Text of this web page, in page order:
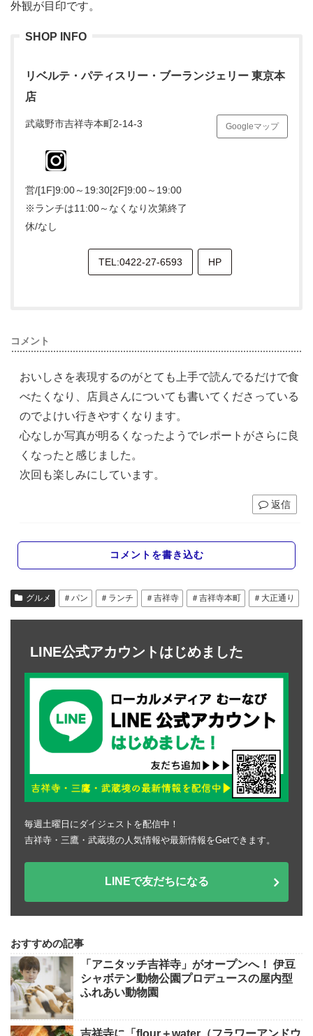
外観が目印です。
SHOP INFO
リベルテ・パティスリー・ブーランジェリー 東京本
店
Googleマップ
武蔵野市吉祥寺本町2-14-3
営/[1F]9:00～19:30[2F]9:00～19:00
※ランチは11:00～なくなり次第終了
休/なし
TEL:0422-27-6593 HP
コメント
おいしさを表現するのがとても上手で読んでるだけで食
べたくなり、店員さんについても書いてくださっている
のでよけい行きやすくなります。
心なしか写真が明るくなったようでレポートがさらに良
くなったと感じました。
次回も楽しみにしています。
返信
コメントを書き込む
グルメ ＃パン ＃ランチ ＃吉祥寺 ＃吉祥寺本町 ＃大正通り
LINE公式アカウントはじめました
毎週土曜日にダイジェストを配信中！
吉祥寺・三鷹・武蔵境の人気情報や最新情報をGetできます。
LINEで友だちになる
おすすめの記事
「アニタッチ吉祥寺」がオープンへ！ 伊豆
シャボテン動物公園プロデュースの屋内型
ふれあい動物園
吉祥寺に「flour＋water（フラワーアンドウ